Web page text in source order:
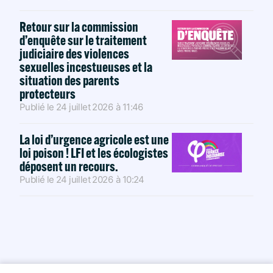
Retour sur la commission
d’enquête sur le traitement
judiciaire des violences
sexuelles incestueuses et la
situation des parents
protecteurs
Publié le 24 juillet 2026 à 11:46
La loi d’urgence agricole est une
loi poison ! LFI et les écologistes
déposent un recours.
Publié le 24 juillet 2026 à 10:24